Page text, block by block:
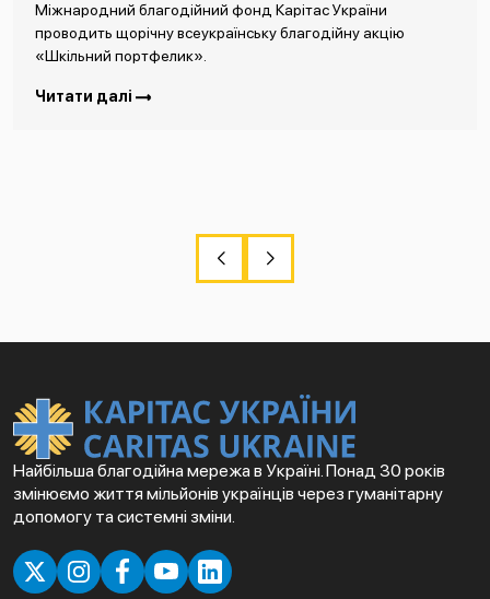
Міжнародний благодійний фонд Карітас України
проводить щорічну всеукраїнську благодійну акцію
«Шкільний портфелик».
Читати далі
Найбільша благодійна мережа в Україні. Понад 30 років
змінюємо життя мільйонів українців через гуманітарну
допомогу та системні зміни.